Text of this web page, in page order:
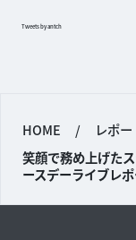
Tweets by antch
HOME / レポー
笑顔で務め上げた
ースデーライブレポ